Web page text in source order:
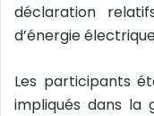
déclaration
d’énergie
Les participants
impliqués dans la